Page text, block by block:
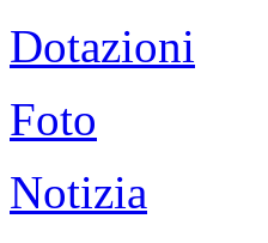
Dotazioni
Foto
Notizia